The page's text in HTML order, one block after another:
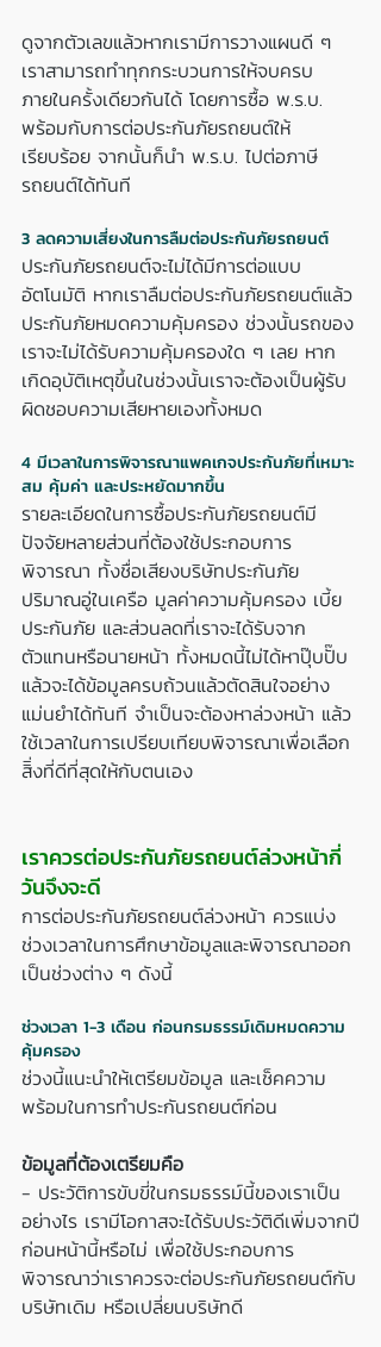
ดูจากตัวเลขแล้วหากเรามีการวางแผนดี ๆ
เราสามารถทำทุกกระบวนการให้จบครบ
ภายในครั้งเดียวกันได้ โดยการซื้อ พ.ร.บ.
พร้อมกับการต่อประกันภัยรถยนต์ให้
เรียบร้อย จากนั้นก็นำ พ.ร.บ. ไปต่อภาษี
รถยนต์ได้ทันที
3 ลดความเสี่ยงในการลืมต่อประกันภัยรถยนต์
ประกันภัยรถยนต์จะไม่ได้มีการต่อแบบ
อัตโนมัติ หากเราลืมต่อประกันภัยรถยนต์แล้ว
ประกันภัยหมดความคุ้มครอง ช่วงนั้นรถของ
เราจะไม่ได้รับความคุ้มครองใด ๆ เลย หาก
เกิดอุบัติเหตุขึ้นในช่วงนั้นเราจะต้องเป็นผู้รับ
ผิดชอบความเสียหายเองทั้งหมด
4 มีเวลาในการพิจารณาแพคเกจประกันภัยที่เหมาะ
สม คุ้มค่า และประหยัดมากขึ้น
รายละเอียดในการซื้อประกันภัยรถยนต์มี
ปัจจัยหลายส่วนที่ต้องใช้ประกอบการ
พิจารณา ทั้งชื่อเสียงบริษัทประกันภัย
ปริมาณอู่ในเครือ มูลค่าความคุ้มครอง เบี้ย
ประกันภัย และส่วนลดที่เราจะได้รับจาก
ตัวแทนหรือนายหน้า ทั้งหมดนี้ไม่ได้หาปุ๊บปั๊บ
แล้วจะได้ข้อมูลครบถ้วนแล้วตัดสินใจอย่าง
แม่นยำได้ทันที จำเป็นจะต้องหาล่วงหน้า แล้ว
ใช้เวลาในการเปรียบเทียบพิจารณาเพื่อเลือก
สิิ่งที่ดีที่สุดให้กับตนเอง
เราควรต่อประกันภัยรถยนต์ล่วงหน้ากี่
วันจึงจะดี
การต่อประกันภัยรถยนต์ล่วงหน้า ควรแบ่ง
ช่วงเวลาในการศึกษาข้อมูลและพิจารณาออก
เป็นช่วงต่าง ๆ ดังนี้
ช่วงเวลา 1-3 เดือน ก่อนกรมธรรม์เดิมหมดความ
คุ้มครอง
ช่วงนี้แนะนำให้เตรียมข้อมูล และเช็คความ
พร้อมในการทำประกันรถยนต์ก่อน
ข้อมูลที่ต้องเตรียมคือ
- ประวัติการขับขี่ในกรมธรรม์นี้ของเราเป็น
อย่างไร เรามีโอกาสจะได้รับประวัติดีเพิ่มจากปี
ก่อนหน้านี้หรือไม่ เพื่อใช้ประกอบการ
พิจารณาว่าเราควรจะต่อประกันภัยรถยนต์กับ
บริษัทเดิม หรือเปลี่ยนบริษัทดี